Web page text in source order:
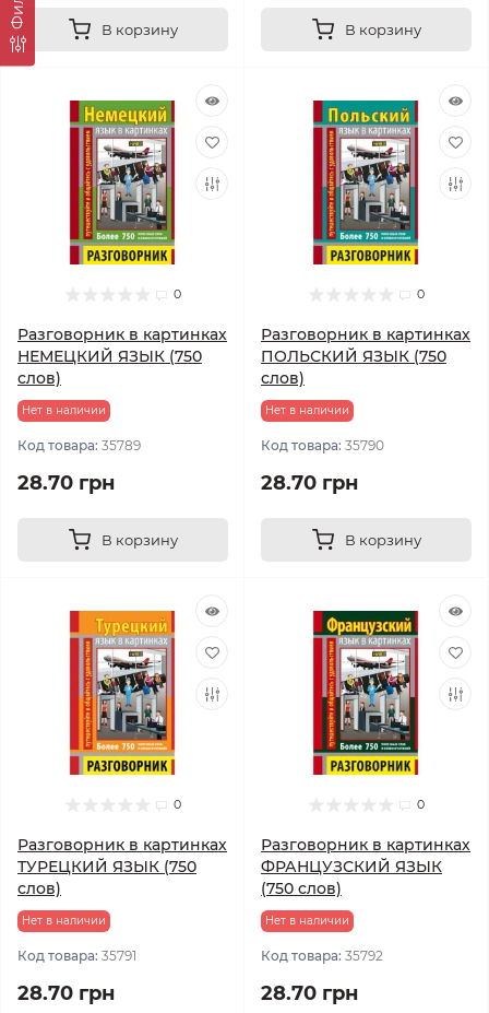
В корзину В корзину
0
Разговорник в картинках
НЕМЕЦКИЙ ЯЗЫК (750
слов)
Нет в наличии
Код товара: 35789
28.70 грн
В корзину
0
Разговорник в картинках
ПОЛЬСКИЙ ЯЗЫК (750
слов)
Нет в наличии
Код товара: 35790
28.70 грн
В корзину
0
Разговорник в картинках
ТУРЕЦКИЙ ЯЗЫК (750
слов)
Нет в наличии
Код товара: 35791
28.70 грн
0
Разговорник в картинках
ФРАНЦУЗСКИЙ ЯЗЫК
(750 слов)
Нет в наличии
Код товара: 35792
28.70 грн